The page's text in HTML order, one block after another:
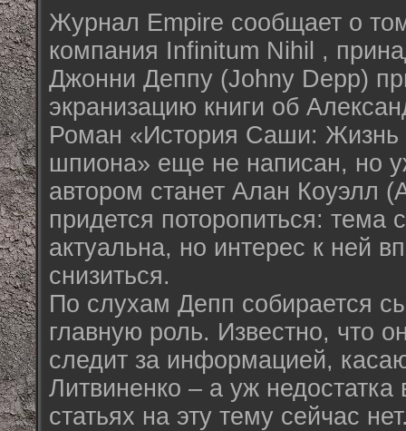
Журнал Empire сообщает о
компания Infinitum Nihil ,
Джонни Деппу (Johny Depp)
экранизацию книги об
Роман «История Саши: Жизнь
шпиона» еще не написан, но
автором станет Алан Коуэлл
придется поторопиться: тема
актуальна, но интерес к ней
снизиться.
По слухам Депп собирается
главную роль. Известно, что
следит за информацией,
Литвиненко – а уж недостатка
статьях на эту тему сейчас